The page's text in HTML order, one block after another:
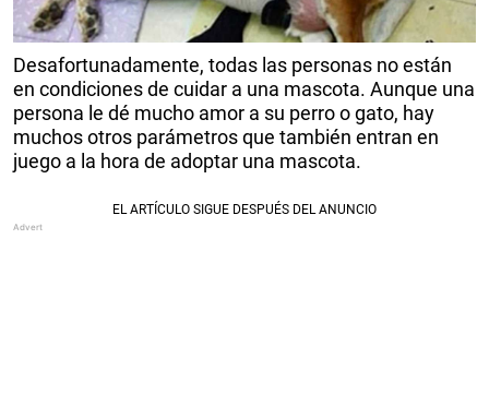
Desafortunadamente, todas las personas no están
en condiciones de cuidar a una mascota. Aunque una
persona le dé mucho amor a su perro o gato, hay
muchos otros parámetros que también entran en
juego a la hora de adoptar una mascota.